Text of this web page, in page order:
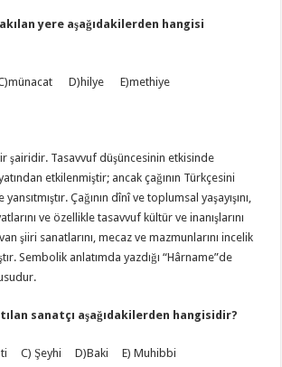
yere aşağıdakilerden hangisi
D)hilye E)methiye
şairidir. Tasavvuf düşüncesinin etkisinde
etkilenmiştir; ancak çağının Türkçesini
Çağının dînî ve toplumsal yaşayışını,
ve özellikle tasavvuf kültür ve inanışlarını
şiiri sanatlarını, mecaz ve mazmunlarını incelik
Sembolik anlatımda yazdığı “Hârname”de
sanatçı aşağıdakilerden hangisidir?
C) Şeyhi D)Baki E) Muhibbi